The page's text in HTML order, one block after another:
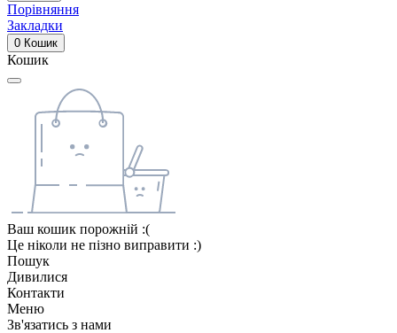
Порівняння
Закладки
0 Кошик
Кошик
Ваш кошик порожній :(
Це ніколи не пізно виправити :)
Пошук
Дивилися
Контакти
Меню
Зв'язатись з нами